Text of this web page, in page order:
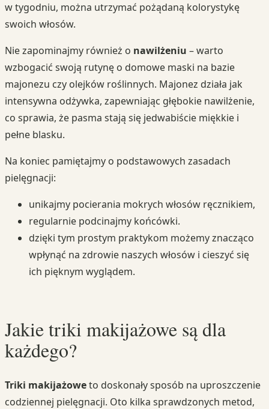
w tygodniu, można utrzymać pożądaną kolorystykę
swoich włosów.
Nie zapominajmy również o nawilżeniu – warto
wzbogacić swoją rutynę o domowe maski na bazie
majonezu czy olejków roślinnych. Majonez działa jak
intensywna odżywka, zapewniając głębokie nawilżenie,
co sprawia, że pasma stają się jedwabiście miękkie i
pełne blasku.
Na koniec pamiętajmy o podstawowych zasadach
pielęgnacji:
unikajmy pocierania mokrych włosów ręcznikiem,
regularnie podcinajmy końcówki.
dzięki tym prostym praktykom możemy znacząco
wpłynąć na zdrowie naszych włosów i cieszyć się
ich pięknym wyglądem.
Jakie triki makijażowe są dla
każdego?
Triki makijażoweto doskonały sposób na uproszczenie
codziennej pielęgnacji. Oto kilka sprawdzonych metod,